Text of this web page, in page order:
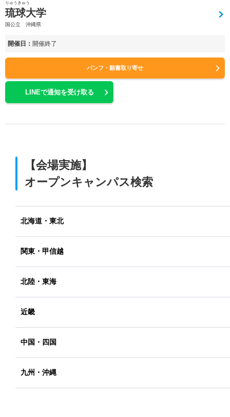
りゅうきゅう
琉球大学
国公立 沖縄県
開催日： 開催終了
パンフ・願書取り寄せ
LINEで通知を受け取る
【会場実施】
オープンキャンパス検索
北海道・東北
関東・甲信越
北陸・東海
近畿
中国・四国
九州・沖縄